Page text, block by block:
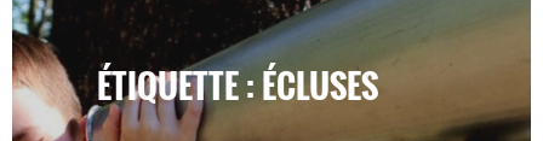
ÉTIQUETTE : ÉCLUSES